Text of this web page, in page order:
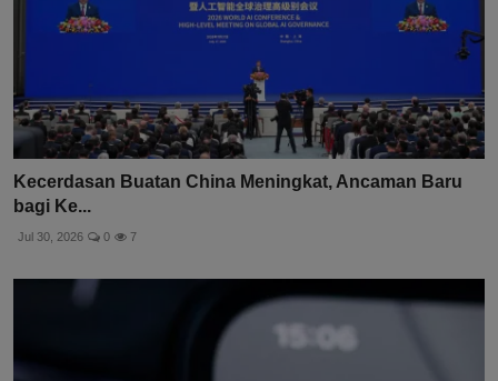
Kecerdasan Buatan China Meningkat, Ancaman Baru
bagi Ke...
Jul 30, 2026 0 7